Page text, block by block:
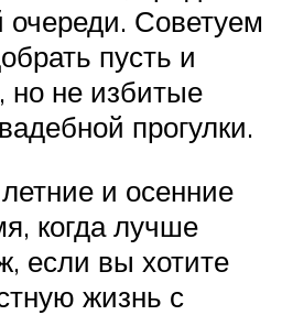
очереди. Советуем
пусть и
но не избитые
прогулки.
и осенние
когда лучше
если вы хотите
жизнь с